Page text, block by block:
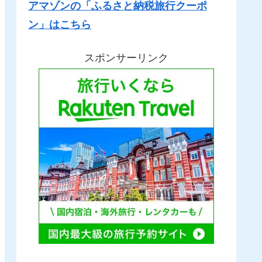
アマゾンの「ふるさと納税旅行クーポ
ン」はこちら
スポンサーリンク